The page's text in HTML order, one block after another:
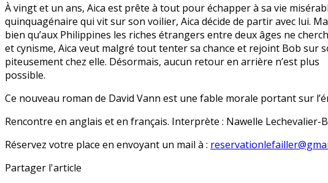
À vingt et un ans, Aica est prête à tout pour échapper à sa vie
quinquagénaire qui vit sur son voilier, Aica décide de partir avec lui.
bien qu’aux Philippines les riches étrangers entre deux âges ne
et cynisme, Aica veut malgré tout tenter sa chance et rejoint Bob sur
piteusement chez elle. Désormais, aucun retour en arrière n’est plus
possible.
Ce nouveau roman de David Vann est une fable morale portant sur
Rencontre en anglais et en français. Interprète : Nawelle
Réservez votre place en envoyant un mail à :
Partager l'article